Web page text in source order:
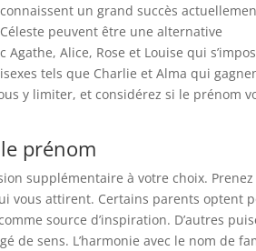
un grand succès
peuvent être une alternative
Alice, Rose et Louise qui
tels que Charlie et Alma qui
y limiter, et considérez si le prénom
prénom
supplémentaire à votre choix. Prenez
vous attirent. Certains parents optent
source d’inspiration. D’autres
de sens. L’harmonie avec le nom de